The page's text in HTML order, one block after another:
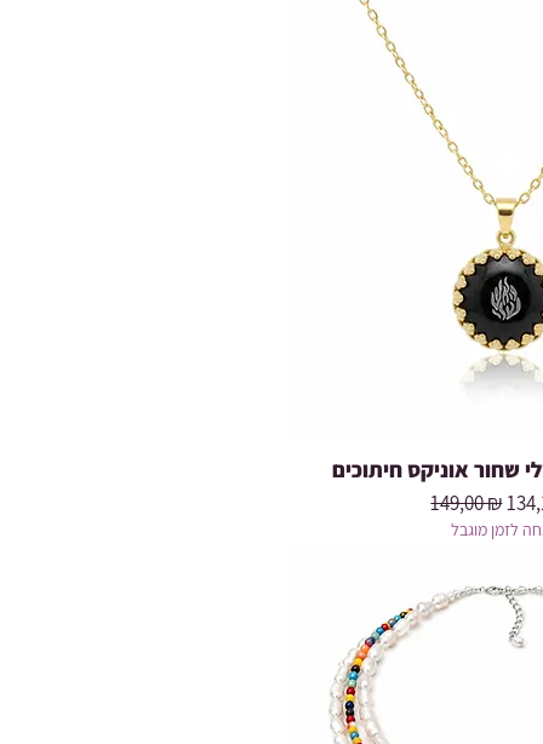
אוניקס חיתוכים
Prix original
149,00 ₪
לזמן מוגבל